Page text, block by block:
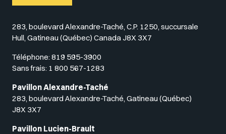
283, boulevard Alexandre-Taché, C.P. 1250, succursale
Hull, Gatineau (Québec) Canada J8X 3X7
Téléphone: 819 595-3900
Sans frais: 1 800 567-1283
Pavillon Alexandre-Taché
283, boulevard Alexandre-Taché, Gatineau (Québec)
J8X 3X7
Pavillon Lucien-Brault